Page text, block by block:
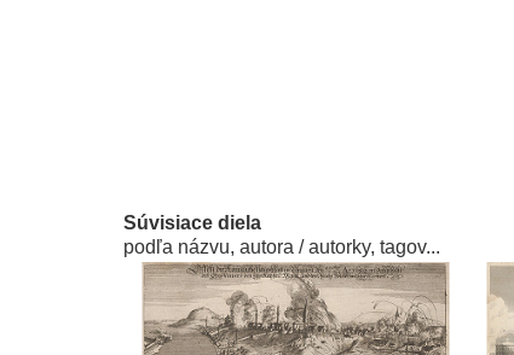
Súvisiace diela
podľa názvu, autora / autorky, tagov...